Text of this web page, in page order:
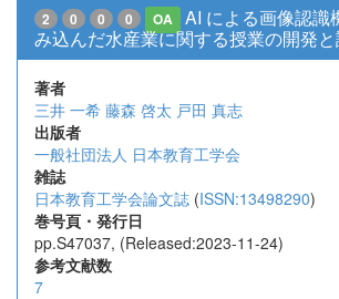
2 0 0 0 OA
AI による画像認識
み込んだ水産業に関する授業の開発
著者
三井 一希 藤森 啓太 戸田 真志
出版者
一般社団法人 日本教育工学会
雑誌
日本教育工学会論文誌 (ISSN:13498290)
巻号頁・発行日
pp.S47037, (Released:2023-11-24)
参考文献数
7